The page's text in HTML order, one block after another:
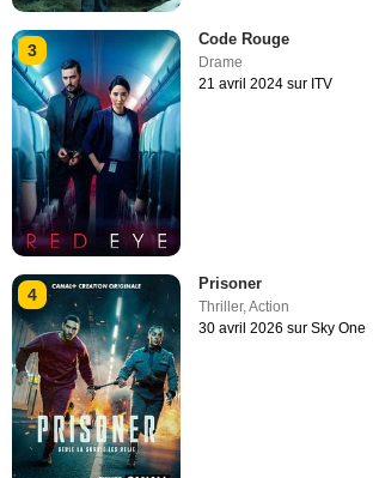
3
Code Rouge
Drame
21 avril 2024 sur ITV
4
Prisoner
Thriller,Action
30 avril 2026 sur Sky One